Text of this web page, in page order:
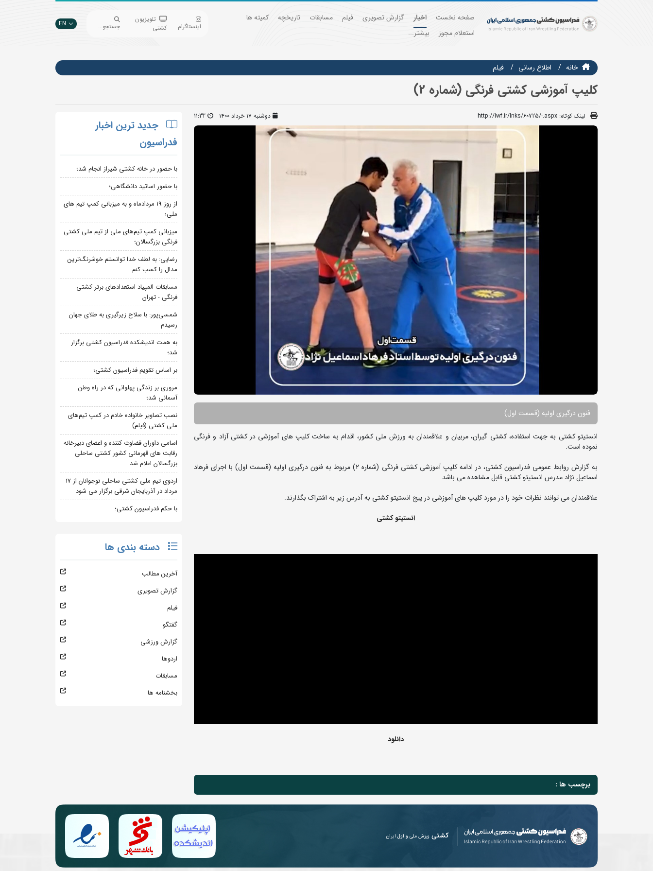
صفحه نخست اخبار گزارش تصویری فیلم مسابقات تاریخچه
کمیته ها
استعلام مجوز
بیشتر...
اینستاگرام
تلویزیون
کشتی
جستجو... EN
خانه اطلاع رسانی فيلم
کلیپ آموزشی کشتی فرنگی (شماره 2)
لینک کوتاه: http://iwf.ir/lnks/60725/-.aspx دوشنبه ۱۷ خرداد ۱۴۰۰ 11:32
فنون درگیری اولیه (قسمت اول)
انستیتو کشتی به جهت استفاده، کشتی گیران، مربیان و علاقمندان به ورزش ملی کشور، اقدام به ساخت کلیپ های آموزشی در کشتی آزاد و فرنگی
نموده است.
به گزارش روابط عمومی فدراسیون کشتی، در ادامه کلیپ آموزشی کشتی فرنگی (شماره 2) مربوط به فنون درگیری اولیه (قسمت اول) با اجرای فرهاد
اسماعیل نژاد مدرس انستیتو کشتی قابل مشاهده می باشد.
علاقمندان می توانند نظرات خود را در مورد کلیپ های آموزشی در پیج انستیتو کشتی به آدرس زیر به اشتراک بگذارند.
انستیتو کشتی
دانلود
برچسب ها :
جدید ترین اخبار
فدراسیون
با حضور در خانه کشتی شیراز انجام شد؛
با حضور اساتید دانشگاهی؛
از روز 19 مردادماه و به میزبانی کمپ تیم های
ملی؛
میزبانی کمپ تیم‌های ملی از تیم ملی کشتی
فرنگی بزرگسالان؛
رضایی: به لطف خدا توانستم خوشرنگ‌ترین
مدال را کسب کنم
مسابقات المپیاد استعدادهای برتر کشتی
فرنگی - تهران
شمسی‌پور: با سلاح زیرگیری به طلای جهان
رسیدم
به همت اندیشکده فدراسیون کشتی برگزار
شد؛
بر اساس تقویم فدراسیون کشتی؛
مروری بر زندگی پهلوانی که در راه وطن
آسمانی شد؛
نصب تصاویر خانواده خادم در کمپ تیم‌های
ملی کشتی (فیلم)
اسامی داوران قضاوت کننده و اعضای دبیرخانه
رقابت های قهرمانی کشور کشتی ساحلی
بزرگسالان اعلام شد
اردوی تیم ملی کشتی ساحلی نوجوانان از 17
مرداد در آذربایجان شرقی برگزار می شود
با حکم فدراسیون کشتی؛
دسته بندی ها
آخرین مطالب
گزارش تصویری
فیلم
گفتگو
گزارش ورزشی
اردوها
مسابقات
بخشنامه ها
کشتی ورزش ملی و اول ایران